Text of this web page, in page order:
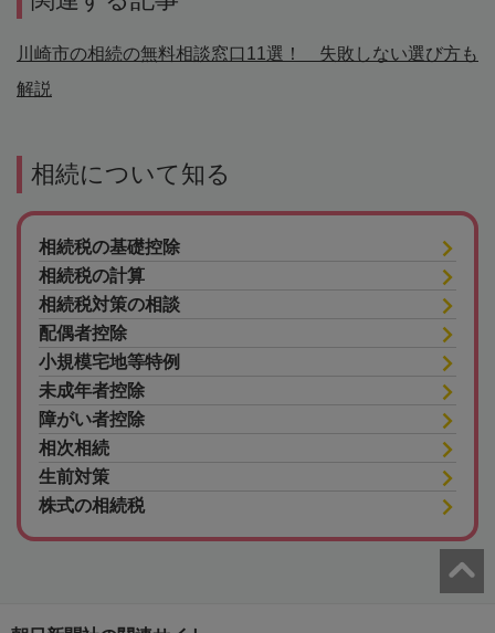
川崎市の相続の無料相談窓口11選！ 失敗しない選び方も
解説
相続について知る
相続税の基礎控除
相続税の計算
相続税対策の相談
配偶者控除
小規模宅地等特例
未成年者控除
障がい者控除
相次相続
生前対策
株式の相続税